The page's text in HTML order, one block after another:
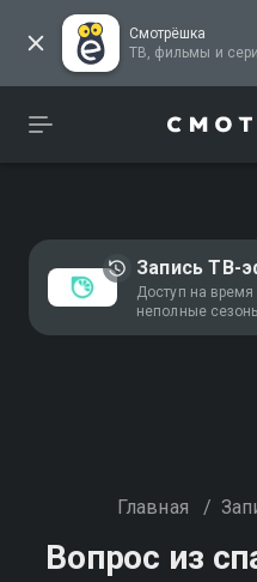
Смотрёшка
ТВ,
Запись ТВ-
Доступ на
неполные
Главная /
Вопрос из